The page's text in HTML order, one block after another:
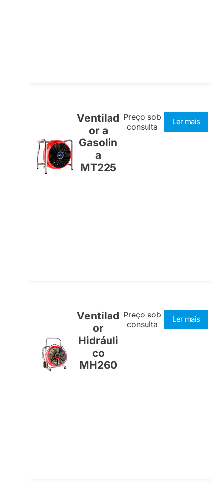
Ventilad
or a
Gasolin
a
MT225
Preço sob
consulta
Ler mais
Ventilad
or
Hidráuli
co
MH260
Preço sob
consulta
Ler mais